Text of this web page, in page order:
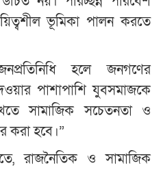
ভূমিকা পালন করতে
হলে জনগণের
পাশাপাশি যুবসমাজকে
সামাজিক সচেতনতা ও
করা হবে।”
রাজনৈতিক ও সামাজিক